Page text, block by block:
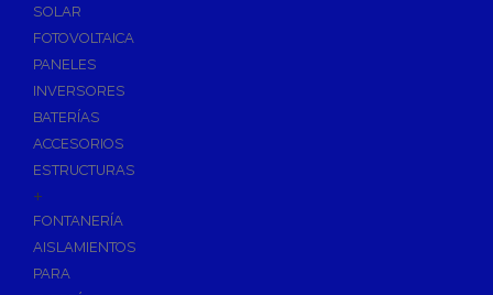
SOLAR
FOTOVOLTAICA
PANELES
INVERSORES
BATERÍAS
ACCESORIOS
ESTRUCTURAS
+
FONTANERÍA
AISLAMIENTOS
PARA